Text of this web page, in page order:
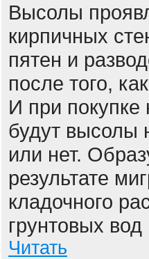
Высолы
кирпичных
пятен и
после того,
И при покупке
будут высолы
или нет.
результате
кладочного
грунтовых
Читать